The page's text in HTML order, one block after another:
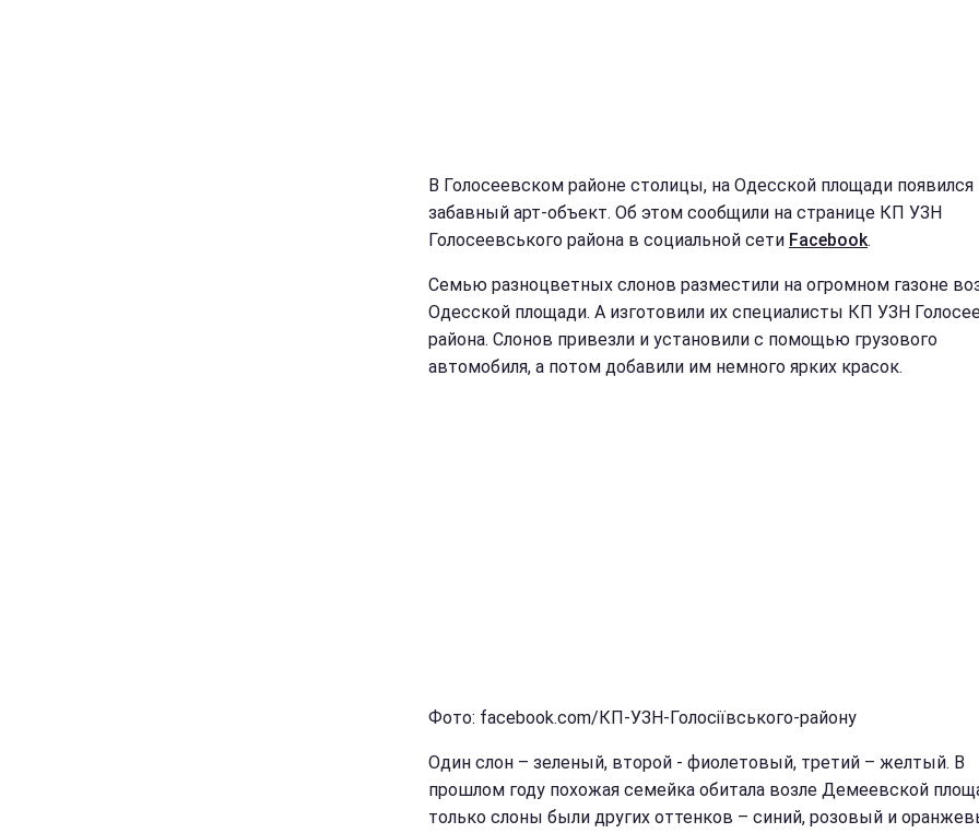
В Голосеевском районе столицы, на Одесской площади
забавный арт-объект. Об этом сообщили на странице КП УЗН
Голосеевського района в социальной сети Facebook.
Семью разноцветных слонов разместили на огромном газоне
Одесской площади. А изготовили их специалисты КП УЗН
района. Слонов привезли и установили с помощью грузового
автомобиля, а потом добавили им немного ярких красок.
Фото: facebook.com/КП-УЗН-Голосіївського-району
Один слон – зеленый, второй - фиолетовый, третий – желтый. В
прошлом году похожая семейка обитала возле Демеевской
только слоны были других оттенков – синий, розовый и